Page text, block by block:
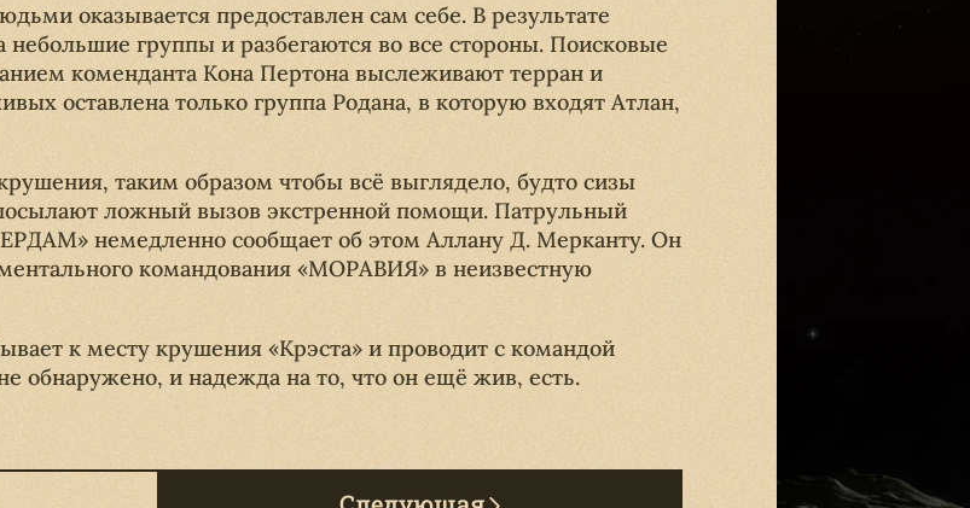
оказывается предоставлен сам себе. В результате
группы и разбегаются во все стороны. Поисковые
коменданта Кона Пертона выслеживают терран и
оставлена только группа Родана, в которую входят Атлан,
таким образом чтобы всё выглядело, будто сизы
ложный вызов экстренной помощи. Патрульный
немедленно сообщает об этом Аллану Д. Мерканту. Он
командования «МОРАВИЯ» в неизвестную
к месту крушения «Крэста» и проводит с командой
обнаружено, и надежда на то, что он ещё жив, есть.